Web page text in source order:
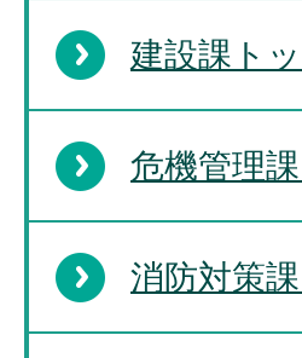
建設課ト
危機管理
消防対策